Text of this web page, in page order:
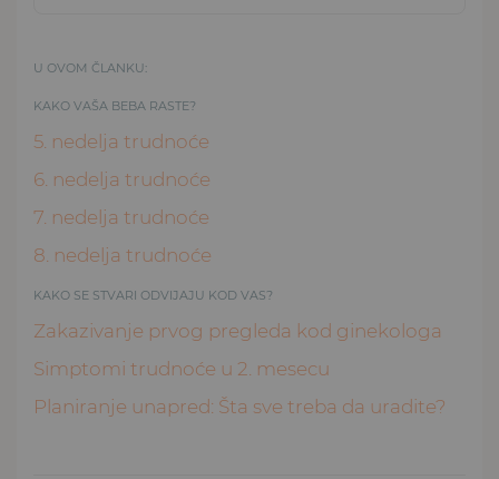
U OVOM ČLANKU:
KAKO VAŠA BEBA RASTE?
5. nedelja trudnoće
6. nedelja trudnoće
7. nedelja trudnoće
8. nedelja trudnoće
KAKO SE STVARI ODVIJAJU KOD VAS?
Zakazivanje prvog pregleda kod ginekologa
Simptomi trudnoće u 2. mesecu
Planiranje unapred: Šta sve treba da uradite?